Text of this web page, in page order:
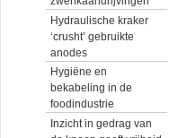
Hydraulische kraker
‘crusht’ gebruikte
anodes
Hygiëne en
bekabeling in de
foodindustrie
Inzicht in gedrag van